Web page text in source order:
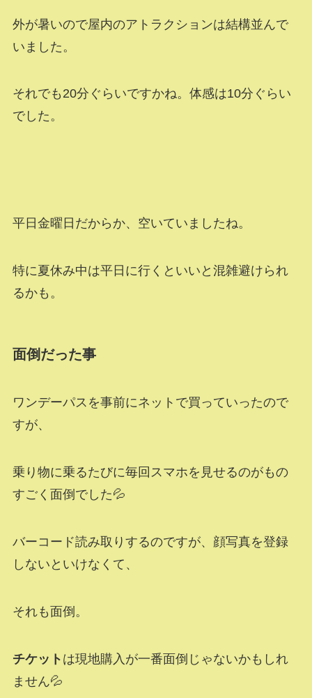
外が暑いので屋内のアトラクションは結構並んで
いました。
それでも20分ぐらいですかね。体感は10分ぐらい
でした。
平日金曜日だからか、空いていましたね。
特に夏休み中は平日に行くといいと混雑避けられ
るかも。
面倒だった事
ワンデーパスを事前にネットで買っていったので
すが、
乗り物に乗るたびに毎回スマホを見せるのがもの
すごく面倒でした💦
バーコード読み取りするのですが、顔写真を登録
しないといけなくて、
それも面倒。
チケット は現地購入が一番面倒じゃないかもしれ
ません💦